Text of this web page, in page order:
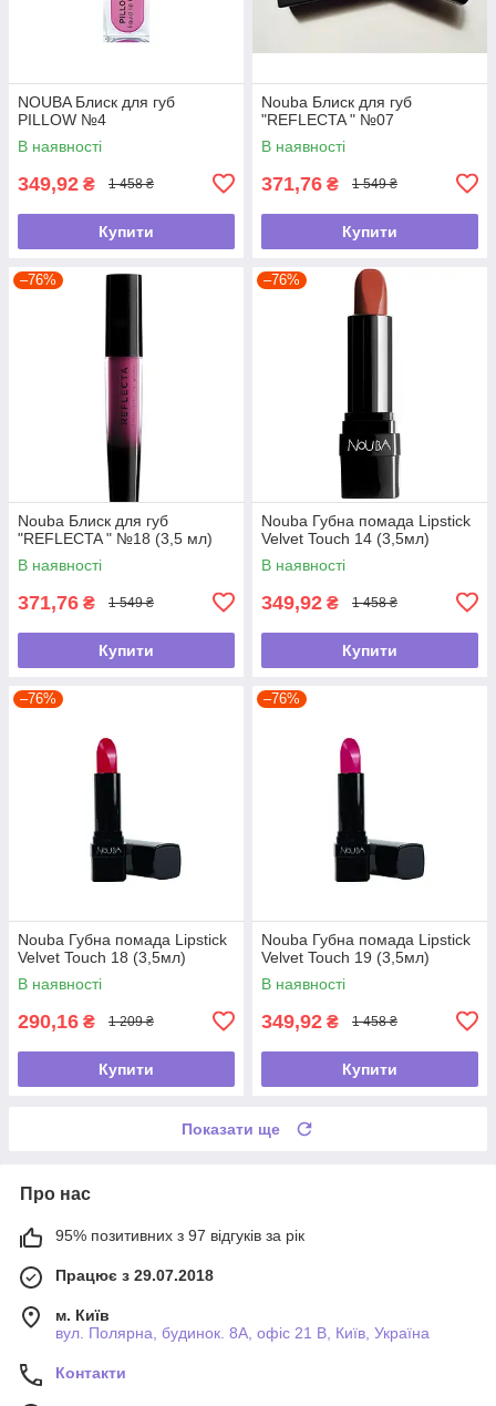
NOUBA Блиск для губ
PILLOW №4
В наявності
349,92 ₴ 1 458 ₴
Купити
Nouba Блиск для губ
"REFLECTA " №07
В наявності
371,76 ₴ 1 549 ₴
Купити
–76%
Nouba Блиск для губ
"REFLECTA " №18 (3,5 мл)
В наявності
371,76 ₴ 1 549 ₴
Купити
–76%
Nouba Губна помада Lipstick
Velvet Touch 14 (3,5мл)
В наявності
349,92 ₴ 1 458 ₴
Купити
–76%
Nouba Губна помада Lipstick
Velvet Touch 18 (3,5мл)
В наявності
290,16 ₴ 1 209 ₴
Купити
–76%
Nouba Губна помада Lipstick
Velvet Touch 19 (3,5мл)
В наявності
349,92 ₴ 1 458 ₴
Купити
Показати ще
Про нас
95% позитивних з 97 відгуків за рік
Працює з 29.07.2018
м. Київ
вул. Полярна, будинок. 8А, офіс 21 В, Київ, Україна
Контакти